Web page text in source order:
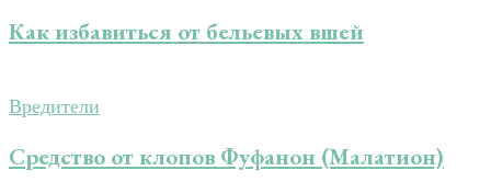
Как избавиться от бельевых вшей
Вредители
Средство от клопов Фуфанон (Малатион)